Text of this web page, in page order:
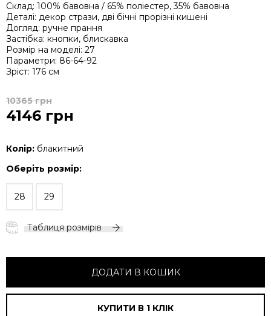
Склад: 100% бавовна / 65% поліестер, 35% бавовна
Деталі: декор стрази, дві бічні прорізні кишені
Догляд: ручне прання
Застібка: кнопки, блискавка
Розмір на моделі: 27
Параметри: 86-64-92
Зріст: 176 см
10365 грн
4146 грн
Колір: блакитний
Оберіть розмір:
28 29
Таблиця розмірів
ДОДАТИ В КОШИК
КУПИТИ В 1 КЛIК